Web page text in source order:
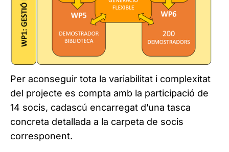
Per aconseguir tota la variabilitat i complexitat
del projecte es compta amb la participació de
14 socis, cadascú encarregat d’una tasca
concreta detallada a la carpeta de socis
corresponent.